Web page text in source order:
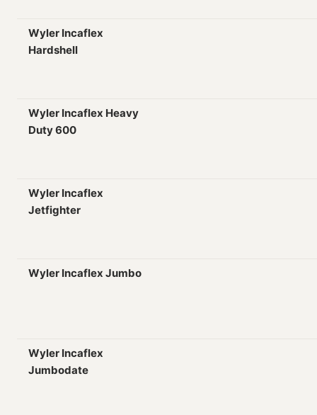
Wyler Incaflex
Hardshell
Wyler Incaflex Heavy
Duty 600
Wyler Incaflex
Jetfighter
Wyler Incaflex Jumbo
Wyler Incaflex
Jumbodate